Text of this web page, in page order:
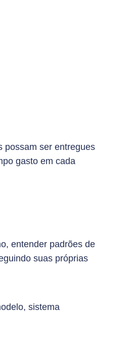
possam ser entregues
gasto em cada
entender padrões de
suas próprias
sistema